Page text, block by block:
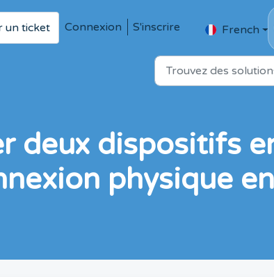
un ticket Connexion S'inscrire French
deux dispositifs
physique